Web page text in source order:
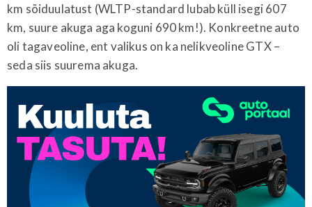
km sõiduulatust (WLTP-standard lubab küll isegi 607
km, suure akuga aga koguni 690 km!). Konkreetne auto
oli tagaveoline, ent valikus on ka nelikveoline GTX –
seda siis suurema akuga.